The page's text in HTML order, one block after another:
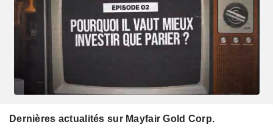
Dernières actualités sur Mayfair Gold Corp.